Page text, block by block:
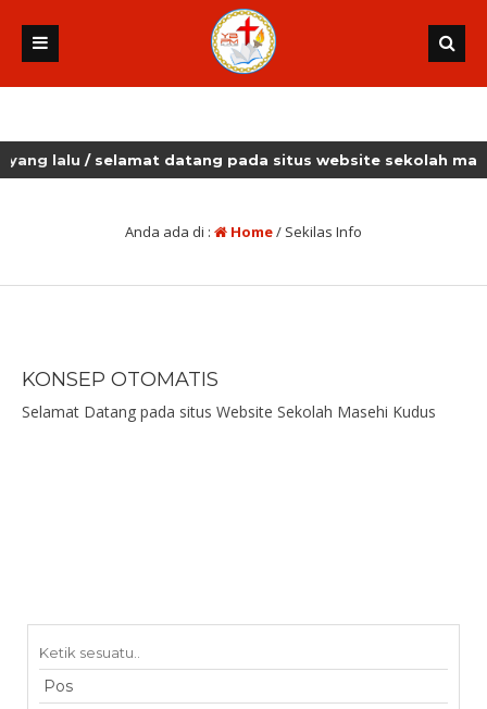
lalu/ selamat datang pada situs website sekolah masehi
Anda ada di : Home/ Sekilas Info
KONSEP OTOMATIS
Selamat Datang pada situs Website Sekolah Masehi Kudus